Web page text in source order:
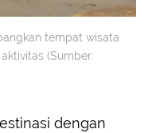
tempat wisata
(Sumber:
dengan